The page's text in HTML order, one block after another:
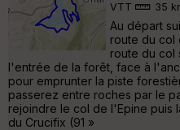
VTT 35
Au départ
route du col
route du col
l'entrée de la forêt, face à
pour emprunter la piste
passerez entre roches par le
rejoindre le col de l'Epine puis
du Crucifix (91 »